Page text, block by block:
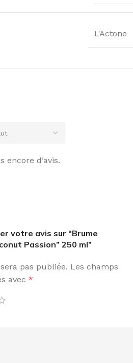
L'Actone
encore d’avis.
votre avis sur “Brume
Passion” 250 ml”
pas publiée. Les champs
avec *